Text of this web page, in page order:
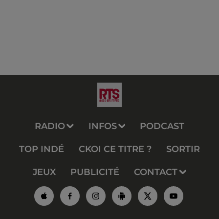
RADIO INFOS PODCAST
TOP INDÉ CKOI CE TITRE ? SORTIR
JEUX PUBLICITÉ CONTACT